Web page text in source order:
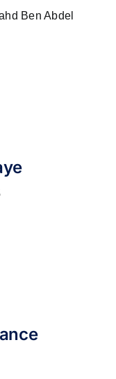
Ben Abdel